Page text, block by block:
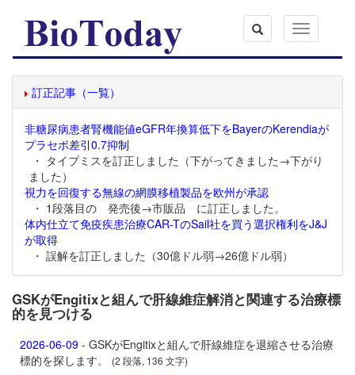
Toggle
navigation
訂正記事（一覧）
非糖尿病患者腎機能値eGFR年換算低下をBayerのKerendiaが
プラセボ差引0.7抑制
・ タイプミスを訂正しました（下がってきました→下がり
ました）
視力を回復する無線の網膜移植製品を欧州が承認
・ 1段落目の 発売後→市販品 に訂正しました。
体内仕立て免疫疾患治療CAR-TのSail社を買う選択権利をJ&J
が取得
・ 誤解を訂正しました（30億ドル弱→26億ドル弱）
GSKがEngitixと組んで肝線維症解消と関連する治療標
的を見つける
2026-06-09 - GSKがEngitixと組んで肝線維症を退縮させる治療
標的を探します。
(2 段落, 136 文字)